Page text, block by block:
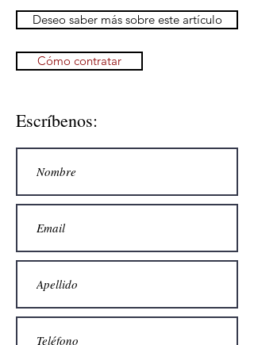
Deseo saber más sobre este artículo
Cómo contratar
Escríbenos: